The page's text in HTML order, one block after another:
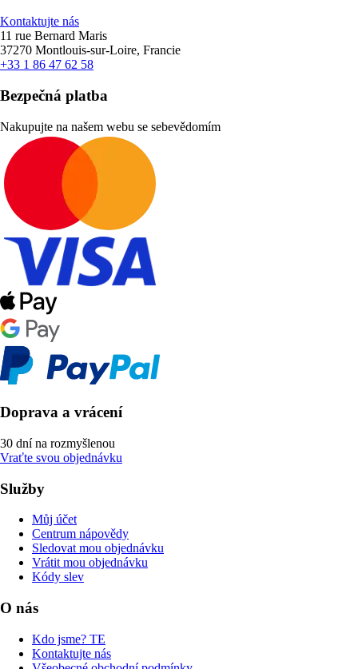
Kontaktujte nás
11 rue Bernard Maris
37270 Montlouis-sur-Loire, Francie
+33 1 86 47 62 58
Bezpečná platba
Nakupujte na našem webu se sebevědomím
Doprava a vrácení
30 dní na rozmyšlenou
Vraťte svou objednávku
Služby
Můj účet
Centrum nápovědy
Sledovat mou objednávku
Vrátit mou objednávku
Kódy slev
O nás
Kdo jsme? TE
Kontaktujte nás